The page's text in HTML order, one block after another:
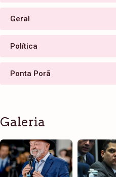
Geral
Política
Ponta Porã
Galeria